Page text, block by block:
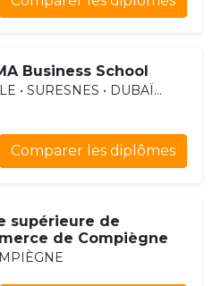
Business School
• SURESNES • DUBAÏ...
Comparer les diplômes
supérieure de
de Compiègne